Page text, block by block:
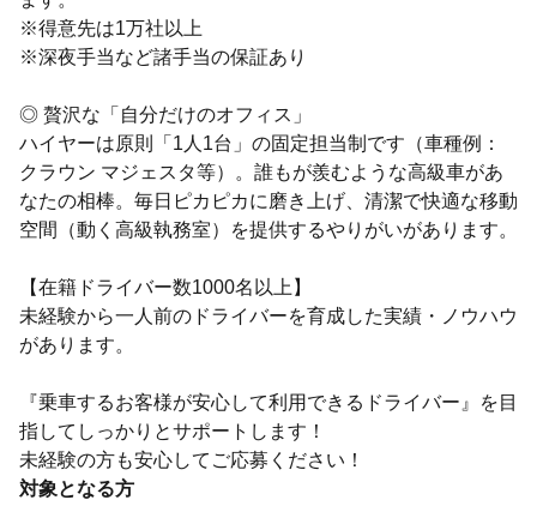
※得意先は1万社以上
※深夜手当など諸手当の保証あり
◎ 贅沢な「自分だけのオフィス」
ハイヤーは原則「1人1台」の固定担当制です（車種例：
クラウン マジェスタ等）。誰もが羨むような高級車があ
なたの相棒。毎日ピカピカに磨き上げ、清潔で快適な移動
空間（動く高級執務室）を提供するやりがいがあります。
【在籍ドライバー数1000名以上】
未経験から一人前のドライバーを育成した実績・ノウハウ
があります。
『乗車するお客様が安心して利用できるドライバー』を目
指してしっかりとサポートします！
未経験の方も安心してご応募ください！
対象となる方